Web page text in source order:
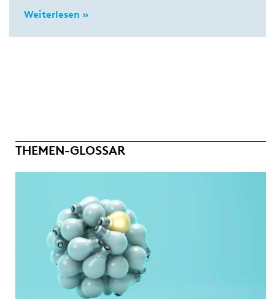
Weiterlesen »
THEMEN-GLOSSAR